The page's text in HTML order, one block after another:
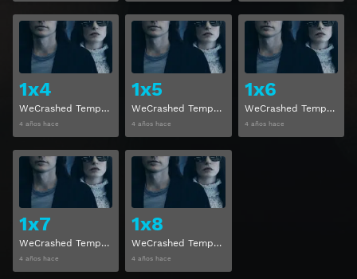
1x4
WeCrashed Temporada 1 Capitulo 4
4 años hace
Ver
1x5
WeCrashed Temporada 1 Capitulo 5
4 años hace
Ver
1x6
WeCrashed Temporada 1 Capitulo 6
4 años hace
1x7
WeCrashed Temporada 1 Capitulo 7
4 años hace
Ver
1x8
WeCrashed Temporada 1 Capitulo 8
4 años hace